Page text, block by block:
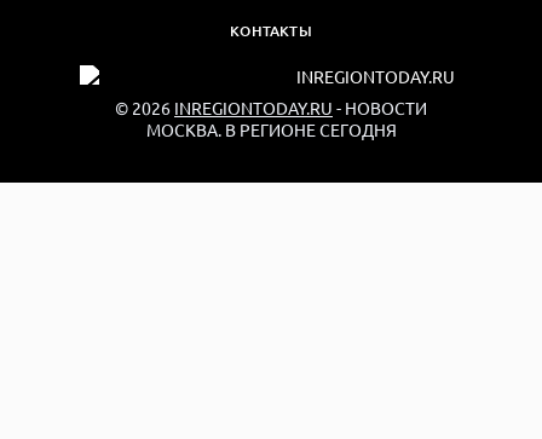
КОНТАКТЫ
© 2026 INREGIONTODAY.RU - НОВОСТИ
МОСКВА. В РЕГИОНЕ СЕГОДНЯ